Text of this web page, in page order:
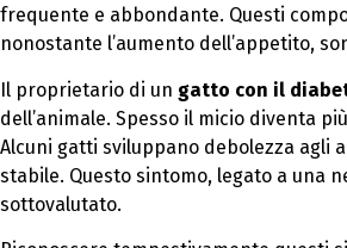
frequente e abbondante. Questi
nonostante l’aumento dell’appetito,
Il proprietario di un gatto con il
dell’animale. Spesso il micio diventa
Alcuni gatti sviluppano debolezza agli
stabile. Questo sintomo, legato a una
sottovalutato.